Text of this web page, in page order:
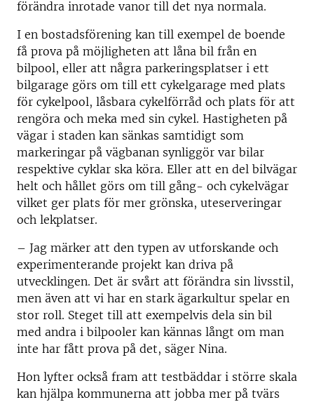
förändra inrotade vanor till det nya normala.
I en bostadsförening kan till exempel de boende
få prova på möjligheten att låna bil från en
bilpool, eller att några parkeringsplatser i ett
bilgarage görs om till ett cykelgarage med plats
för cykelpool, låsbara cykelförråd och plats för att
rengöra och meka med sin cykel. Hastigheten på
vägar i staden kan sänkas samtidigt som
markeringar på vägbanan synliggör var bilar
respektive cyklar ska köra. Eller att en del bilvägar
helt och hållet görs om till gång- och cykelvägar
vilket ger plats för mer grönska, uteserveringar
och lekplatser.
– Jag märker att den typen av utforskande och
experimenterande projekt kan driva på
utvecklingen. Det är svårt att förändra sin livsstil,
men även att vi har en stark ägarkultur spelar en
stor roll. Steget till att exempelvis dela sin bil
med andra i bilpooler kan kännas långt om man
inte har fått prova på det, säger Nina.
Hon lyfter också fram att testbäddar i större skala
kan hjälpa kommunerna att jobba mer på tvärs